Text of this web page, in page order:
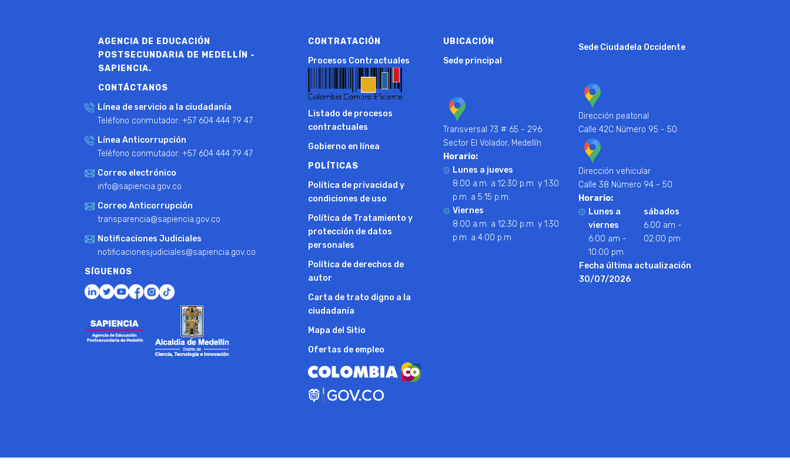
AGENCIA DE EDUCACIÓN
POSTSECUNDARIA DE MEDELLÍN -
SAPIENCIA.
CONTÁCTANOS
Línea de servicio a la ciudadanía
Teléfono conmutador: +57 604 444 79 47
Línea Anticorrupción
Teléfono conmutador: +57 604 444 79 47
Correo electrónico
info@sapiencia.gov.co
Correo Anticorrupción
transparencia@sapiencia.gov.co
Notificaciones Judiciales
notificacionesjudiciales@sapiencia.gov.co
SÍGUENOS
CONTRATACIÓN
Procesos Contractuales
Listado de procesos
contractuales
Gobierno en línea
POLÍTICAS
Política de privacidad y
condiciones de uso
Política de Tratamiento y
protección de datos
personales
Política de derechos de
autor
Carta de trato digno a la
ciudadanía
Mapa del Sitio
Ofertas de empleo
UBICACIÓN
Sede principal
Transversal 73 # 65 - 296
Sector El Volador, Medellín
Horario:
Lunes a jueves
8:00 a.m. a 12:30 p.m. y 1:30
p.m. a 5:15 p.m.
Viernes
8:00 a.m. a 12:30 p.m. y 1:30
p.m. a 4:00 p.m.
Sede Ciudadela Occidente
Dirección peatonal
Calle 42C Número 95 - 50
Dirección vehicular
Calle 38 Número 94 - 50
Horario:
Lunes a
viernes
6:00 am -
10:00 pm
sábados
6:00 am -
02:00 pm
Fecha última actualización
30/07/2026